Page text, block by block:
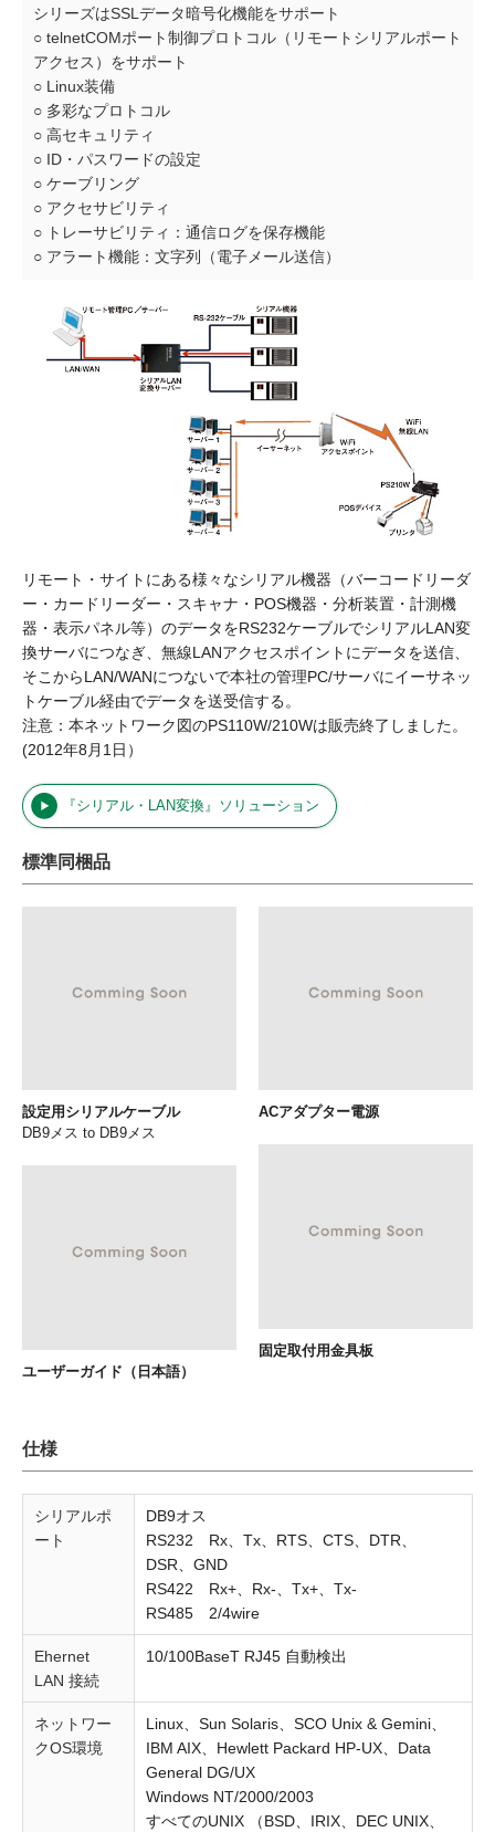
シリーズはSSLデータ暗号化機能をサポート
○ telnetCOMポート制御プロトコル（リモートシリアルポート
アクセス）をサポート
○ Linux装備
○ 多彩なプロトコル
○ 高セキュリティ
○ ID・パスワードの設定
○ ケーブリング
○ アクセサビリティ
○ トレーサビリティ：通信ログを保存機能
○ アラート機能：文字列（電子メール送信）
リモート・サイトにある様々なシリアル機器（バーコードリーダ
ー・カードリーダー・スキャナ・POS機器・分析装置・計測機
器・表示パネル等）のデータをRS232ケーブルでシリアルLAN変
換サーバにつなぎ、無線LANアクセスポイントにデータを送信、
そこからLAN/WANにつないで本社の管理PC/サーバにイーサネッ
トケーブル経由でデータを送受信する。
注意：本ネットワーク図のPS110W/210Wは販売終了しました。
(2012年8月1日）
『シリアル・LAN変換』ソリューション
標準同梱品
設定用シリアルケーブル
DB9メス to DB9メス
ユーザーガイド（日本語）
ACアダプター電源
固定取付用金具板
仕様
シリアルポ
ート
DB9オス
RS232 Rx、Tx、RTS、CTS、DTR、
DSR、GND
RS422 Rx+、Rx-、Tx+、Tx-
RS485 2/4wire
Ehernet
LAN 接続
10/100BaseT RJ45 自動検出
ネットワー
クOS環境
Linux、Sun Solaris、SCO Unix & Gemini、
IBM AIX、Hewlett Packard HP-UX、Data
General DG/UX
Windows NT/2000/2003
すべてのUNIX （BSD、IRIX、DEC UNIX、